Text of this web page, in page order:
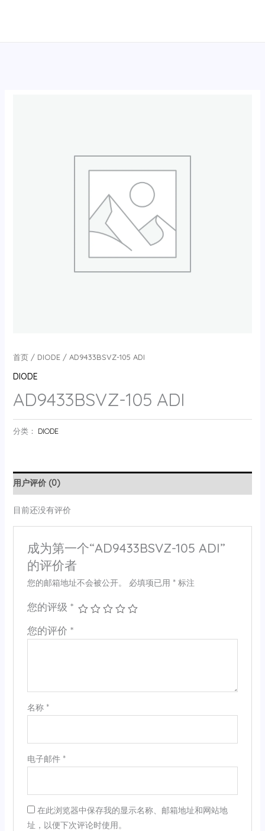
首页/ DIODE/ AD9433BSVZ-105 ADI
DIODE
AD9433BSVZ-105 ADI
分类： DIODE
用户评价 (0)
目前还没有评价
成为第一个“AD9433BSVZ-105 ADI”
的评价者
您的邮箱地址不会被公开。 必填项已用 *标注
您的评级 *
您的评价 *
名称 *
电子邮件 *
在此浏览器中保存我的显示名称、邮箱地址和网站地
址，以便下次评论时使用。